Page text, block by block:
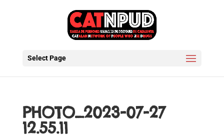
Select Page
PHOTO_2023-07-27
12.55.11